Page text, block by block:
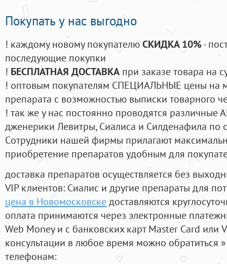
Покупать у нас выгодно
! каждому новому покупателюСКИДКА 10%-
последующие покупки
! БЕСПЛАТНАЯ ДОСТАВКА при заказе товара на
! оптовым покупателям СПЕЦИАЛЬНЫЕ цены на
препарата с возможностью выписки товарного
! так же у нас постоянно проводятся
дженерики Левитры, Сиалиса и Силденафила по
Cотрудники нашей фирмы прилагают
приобретение препаратов удобным для
доставка препаратов осуществляется без
VIP клиентов: Сиалис и другие препараты для
цена в Новомосковскедоставляются
оплата принимаются через электронные
Web Money и с банковских карт Master Card или
консультации в любое время можно обратиться
телефонам: